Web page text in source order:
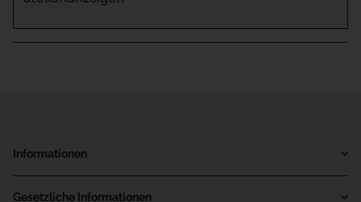
Informationen
Gesetzliche Informationen